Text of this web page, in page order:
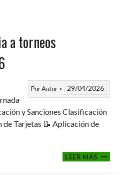
a torneos
PorAutor 29/04/2026
y Sanciones Clasificación
de Tarjetas 📝 Aplicación de
LEER MÁSFASE